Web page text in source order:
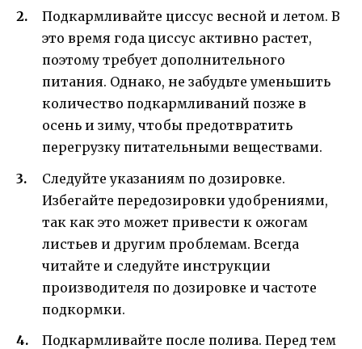
Подкармливайте циссус весной и летом. В
это время года циссус активно растет,
поэтому требует дополнительного
питания. Однако, не забудьте уменьшить
количество подкармливаний позже в
осень и зиму, чтобы предотвратить
перегрузку питательными веществами.
Следуйте указаниям по дозировке.
Избегайте передозировки удобрениями,
так как это может привести к ожогам
листьев и другим проблемам. Всегда
читайте и следуйте инструкции
производителя по дозировке и частоте
подкормки.
Подкармливайте после полива. Перед тем